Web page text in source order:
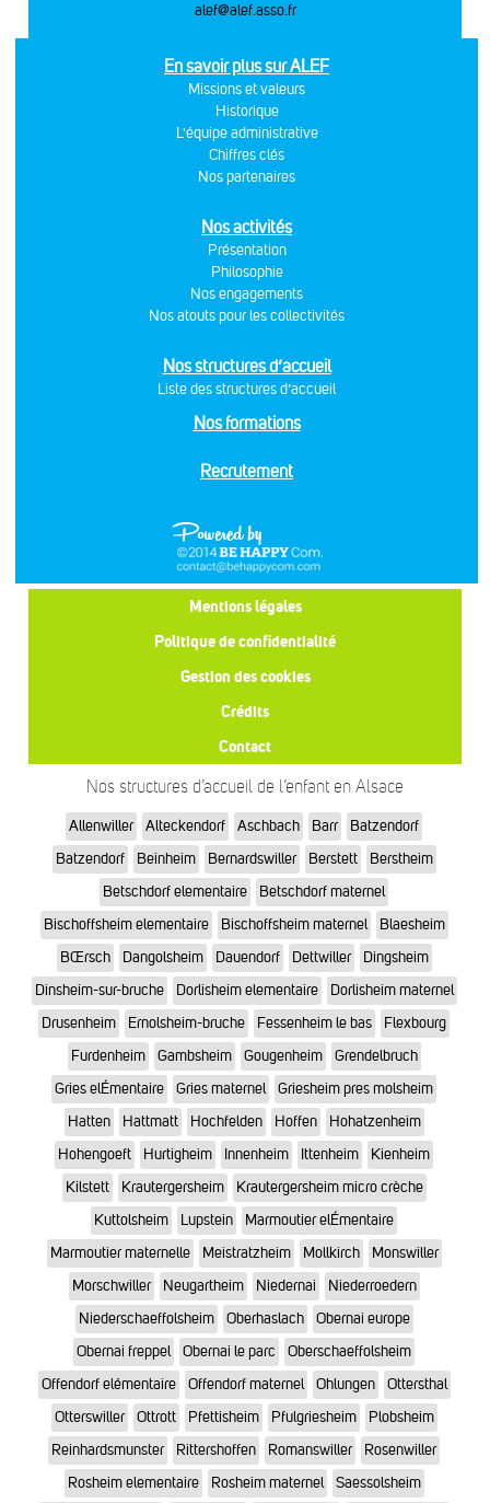
alef@alef.asso.fr
En savoir plus sur ALEF
Missions et valeurs
Historique
L'équipe administrative
Chiffres clés
Nos partenaires
Nos activités
Présentation
Philosophie
Nos engagements
Nos atouts pour les collectivités
Nos structures d’accueil
Liste des structures d’accueil
Nos formations
Recrutement
Mentions légales
Politique de confidentialité
Gestion des cookies
Crédits
Contact
Nos structures d’accueil de l’enfant en Alsace
Allenwiller Alteckendorf Aschbach Barr
Batzendorf
Batzendorf
Beinheim Bernardswiller Berstett
Berstheim
Betschdorf elementaire
Betschdorf maternel
Bischoffsheim elementaire
Bischoffsheim maternel
Blaesheim
BŒrsch
Dangolsheim Dauendorf Dettwiller
Dingsheim
Dinsheim-sur-bruche
Dorlisheim elementaire
Dorlisheim maternel
Drusenheim
Ernolsheim-bruche Fessenheim le bas
Flexbourg
Furdenheim
Gambsheim Gougenheim
Grendelbruch
Gries elÉmentaire
Gries maternel
Griesheim pres molsheim
Hatten
Hattmatt Hochfelden Hoffen
Hohatzenheim
Hohengoeft
Hurtigheim Innenheim Ittenheim
Kienheim
Kilstett
Krautergersheim
Krautergersheim micro crèche
Kuttolsheim
Lupstein
Marmoutier elÉmentaire
Marmoutier maternelle
Meistratzheim Mollkirch
Monswiller
Morschwiller
Neugartheim Niedernai
Niederroedern
Niederschaeffolsheim
Oberhaslach
Obernai europe
Obernai freppel
Obernai le parc
Oberschaeffolsheim
Offendorf elémentaire
Offendorf maternel Ohlungen
Ottersthal
Otterswiller
Ottrott Pfettisheim Pfulgriesheim
Plobsheim
Reinhardsmunster
Rittershoffen Romanswiller
Rosenwiller
Rosheim elementaire
Rosheim maternel Saessolsheim